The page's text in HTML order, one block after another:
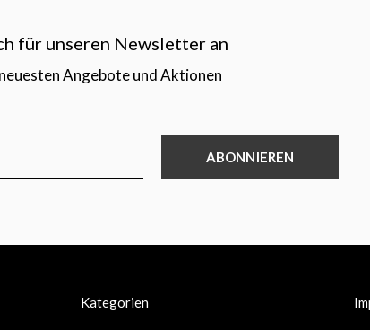
für unseren Newsletter an
Angebote und Aktionen
ABONNIEREN
Kategorien